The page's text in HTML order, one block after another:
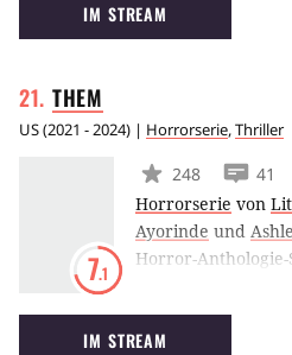
Jersey. The-Killing-
Hauptrolle zu sehen
IM STREAM
THEM
US(2021 - 2024) | Horrorserie,Thriller
7.1
248
41
Horrorserie von
Ayorinde und
Horror-Anthologie-
weißen Amerika
namens Covenant
IM STREAM